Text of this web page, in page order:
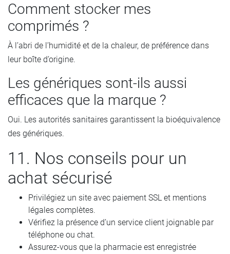
Comment stocker mes
comprimés ?
À l’abri de l’humidité et de la chaleur, de préférence dans
leur boîte d’origine.
Les génériques sont-ils aussi
efficaces que la marque ?
Oui. Les autorités sanitaires garantissent la bioéquivalence
des génériques.
11. Nos conseils pour un
achat sécurisé
Privilégiez un site avec paiement SSL et mentions
légales complètes.
Vérifiez la présence d’un service client joignable par
téléphone ou chat.
Assurez-vous que la pharmacie est enregistrée